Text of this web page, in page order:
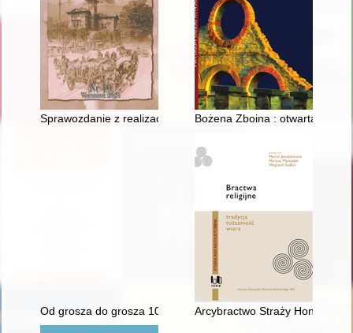
Sprawozdanie z realizacji projektu pt. "Upowszechnienie
Bożena Zboina : otwarta na
Od grosza do grosza 100 lat w Niepodległej : relacja z
Arcybractwo Straży